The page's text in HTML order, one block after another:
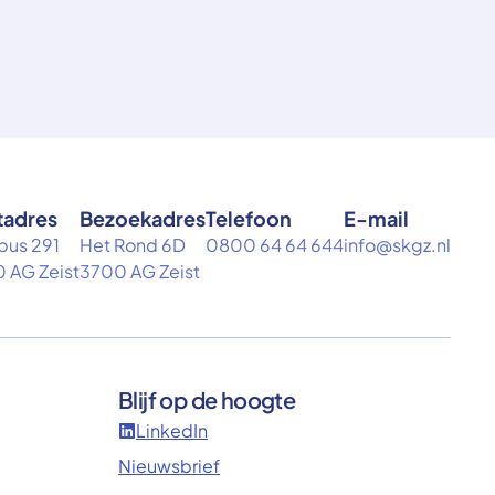
291
AG Zeist
Bezoekadres
Het Rond 6D
3700 AG Zeist
Telefoon
0800 64 64 644
E-mail
info@skgz.nl
Blijf op de hoogte
LinkedIn
Nieuwsbrief